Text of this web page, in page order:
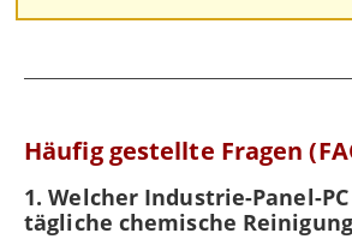
Häufig gestellte Fragen
1. Welcher Industrie-Panel-
tägliche chemische